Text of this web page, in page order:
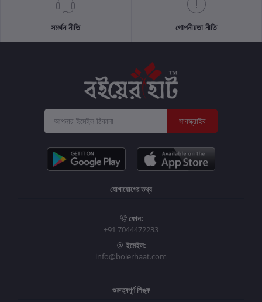
সমর্থন নীতি গোপনীয়তা নীতি
সাবস্ক্রাইব
যোগাযোগের তথ্য
ফোন:
+91 7044472233
ইমেইল:
info@boierhaat.com
গুরুত্বপূর্ণ লিঙ্ক